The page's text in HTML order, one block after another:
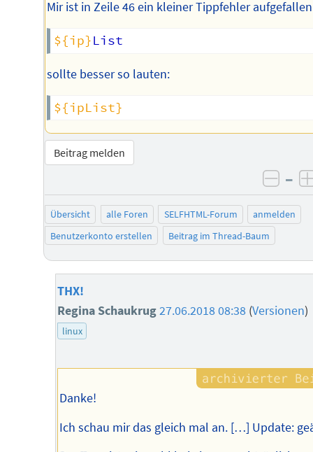
Mir ist in Zeile 46 ein kleiner Tippfehler
${ip}
sollte besser so lauten:
${ipList}
Beitrag melden
–
Übersicht alle Foren SELFHTML-Forum
anmelden
Benutzerkonto erstellen
Beitrag im Thread-Baum
THX!
Regina Schaukrug27.06.2018 08:38 (Versionen)
linux
Danke!
Ich schau mir das gleich mal an. […] Update: